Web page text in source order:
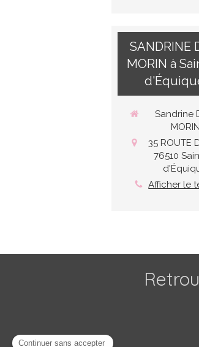
SANDRINE
MORIN à
Sandrine
35 ROUTE
76510
Afficher le